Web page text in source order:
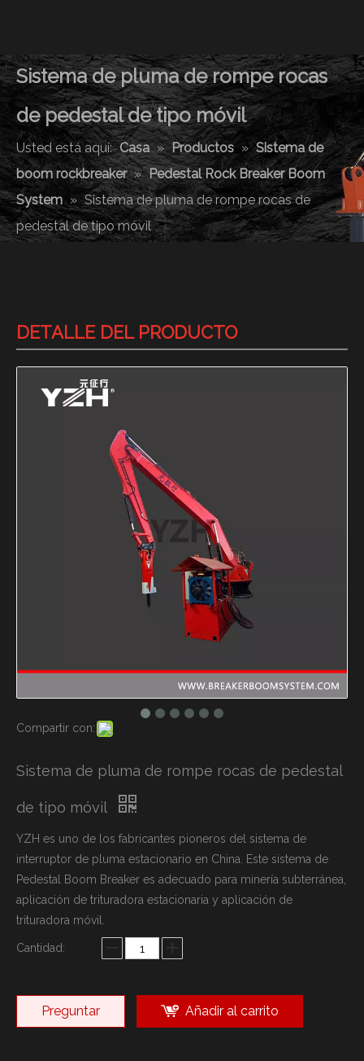
Sistema de pluma de rompe rocas
de pedestal de tipo móvil
Usted está aquí: Casa » Productos » Sistema de
boom rockbreaker » Pedestal Rock Breaker Boom
System » Sistema de pluma de rompe rocas de
pedestal de tipo móvil
DETALLE DEL PRODUCTO
Compartir con:
Sistema de pluma de rompe rocas de pedestal
de tipo móvil
YZH es uno de los fabricantes pioneros del sistema de
interruptor de pluma estacionario en China. Este sistema de
Pedestal Boom Breaker es adecuado para minería subterránea,
aplicación de trituradora estacionaria y aplicación de
trituradora móvil.
Cantidad:
Preguntar Añadir al carrito